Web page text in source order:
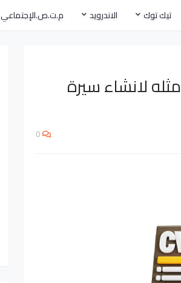
تيك توك الاندرويد م.ت.ص.الإجتماعي
لانشاء سيرة
0